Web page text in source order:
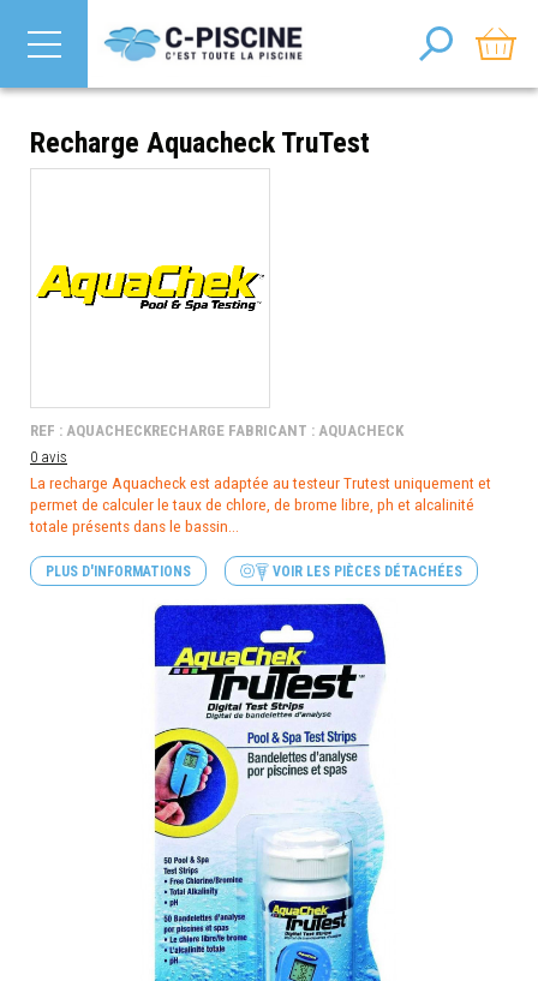
Recharge Aquacheck TruTest
0 avis
REF : AQUACHECKRECHARGE FABRICANT : AQUACHECK
La recharge Aquacheck est adaptée au testeur Trutest uniquement et
permet de calculer le taux de chlore, de brome libre, ph et alcalinité
totale présents dans le bassin...
PLUS D'INFORMATIONS VOIR LES PIÈCES DÉTACHÉES